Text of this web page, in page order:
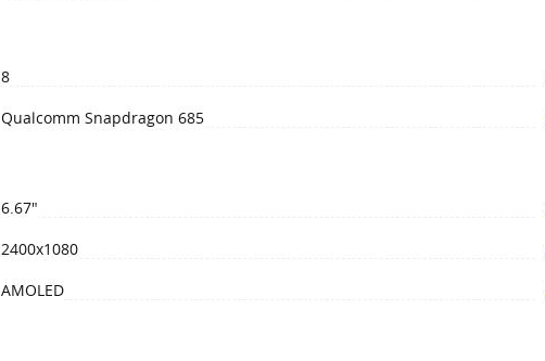
8
Qualcomm Snapdragon 685
6.67"
2400x1080
AMOLED